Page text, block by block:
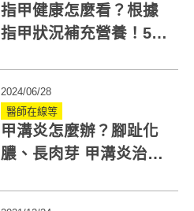
指甲健康怎麼看？根據
指甲狀況補充營養！5大
2024/06/28
醫師在線等
甲溝炎怎麼辦？腳趾化
膿、長肉芽 甲溝炎治療